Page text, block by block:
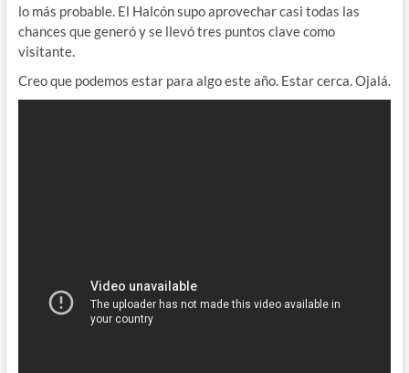
lo más probable. El Halcón supo aprovechar casi todas las
chances que generó y se llevó tres puntos clave como
visitante.
Creo que podemos estar para algo este año. Estar cerca. Ojalá.